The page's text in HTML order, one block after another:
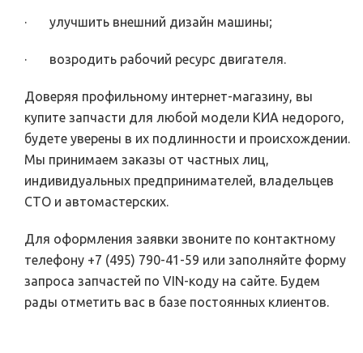
· улучшить внешний дизайн машины;
· возродить рабочий ресурс двигателя.
Доверяя профильному интернет-магазину, вы
купите запчасти для любой модели КИА недорого,
будете уверены в их подлинности и происхождении.
Мы принимаем заказы от частных лиц,
индивидуальных предпринимателей, владельцев
СТО и автомастерских.
Для оформления заявки звоните по контактному
телефону +7 (495) 790-41-59 или заполняйте форму
запроса запчастей по VIN-коду на сайте. Будем
рады отметить вас в базе постоянных клиентов.